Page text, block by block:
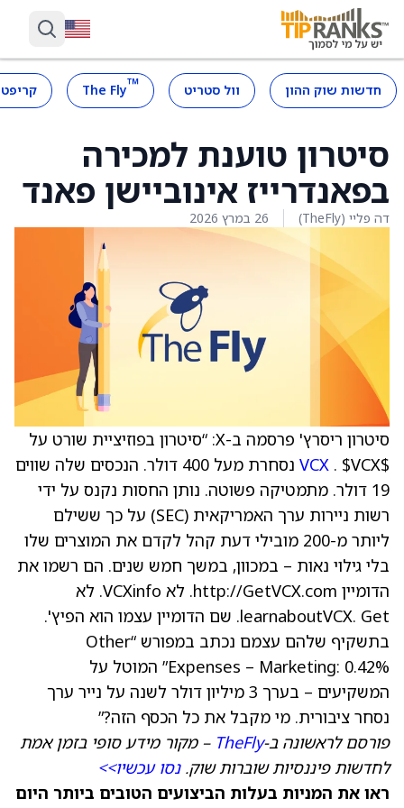
חדשות שוק ההון וול סטריט ™
The Fly
סיטרון טוענת למכירה
בפאנדרייז אינוביישן פאנד
דה פליי (TheFly) 26 במרץ 2026
סיטרון ריסרץ' פרסמה ב-X: “סיטרון בפוזיציית שורט על
$
VCX
. $VCX נסחרת מעל 400 דולר. הנכסים שלה שווים
19 דולר. מתמטיקה פשוטה. נותן החסות נקנס על ידי
רשות ניירות ערך האמריקאית (SEC) על כך ששילם
ליותר מ-200 מובילי דעת קהל לקדם את המוצרים שלו
בלי גילוי נאות – במכוון, במשך חמש שנים. הם רשמו את
הדומיין http://GetVCX.com. לא VCXinfo. לא
learnaboutVCX. Get. שם הדומיין עצמו הוא הפיץ'.
בתשקיף שלהם עצמם נכתב במפורש “Other
Expenses – Marketing: 0.42%” המוטל על
המשקיעים – בערך 3 מיליון דולר לשנה על נייר ערך
נסחר ציבורית. מי מקבל את כל הכסף הזה?”
פורסם לראשונה ב-TheFly – מקור מידע סופי בזמן אמת
לחדשות פיננסיות שוברות שוק.נסו עכשיו>>
ראו את המניות בעלות הביצועים הטובים ביותר היום